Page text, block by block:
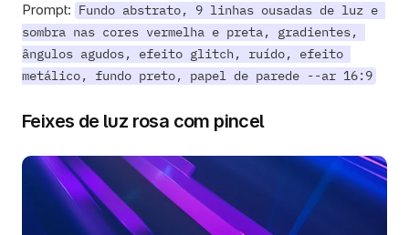
Prompt: Fundo abstrato, 9 linhas ousadas de luz e
sombra nas cores vermelha e preta, gradientes,
ângulos agudos, efeito glitch, ruído, efeito
metálico, fundo preto, papel de parede --ar 16:9
Feixes de luz rosa com pincel